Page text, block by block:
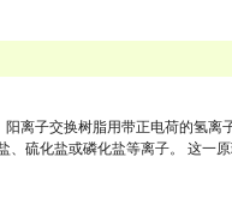
离子交换树脂用带正电荷的氢离
硫化盐或磷化盐等离子。 这一